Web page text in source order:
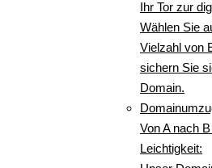
Ihr Tor zur
Wählen Sie
Vielzahl von
sichern Sie
Domain.
Von A nach
Leichtigkeit: